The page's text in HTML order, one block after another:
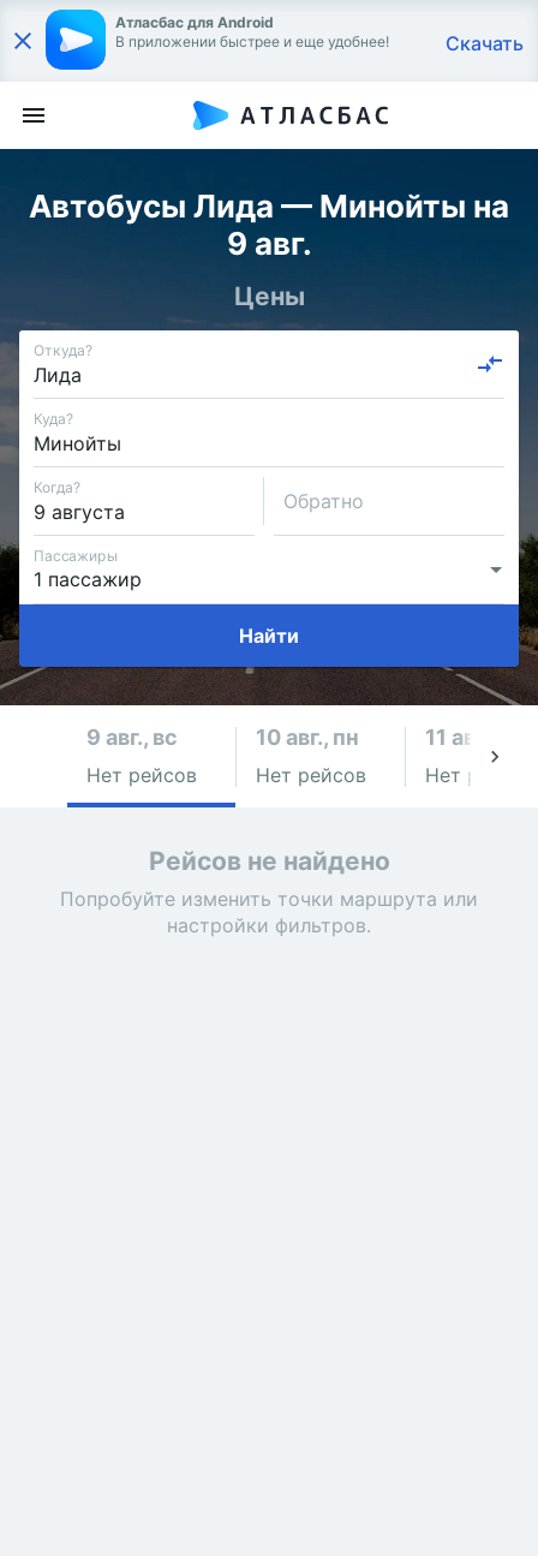
Атласбас для Android
В приложении быстрее и еще удобнее!
Скачать
Автобусы Лида — Минойты на
9 авг.
Цены
Откуда?
Куда?
Когда?
Обратно
Пассажиры
Найти
9 авг., вс
Нет рейсов
10 авг., пн
Нет рейсов
11 авг., вт
Нет рейсов
Рейсов не найдено
Попробуйте изменить точки маршрута или
настройки фильтров.